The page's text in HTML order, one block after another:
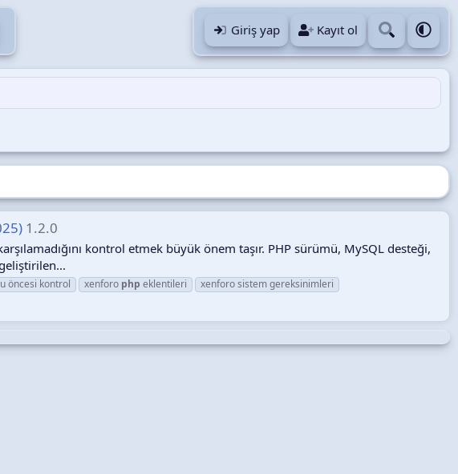
Giriş yap Kayıt ol
1.2.0
kontrol etmek büyük önem taşır. PHP sürümü, MySQL desteği,
öncesi kontrol xenforo php eklentileri
xenforo sistem gereksinimleri